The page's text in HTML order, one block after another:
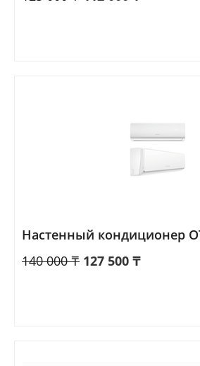
Настенный кондиционер
140 000 ₸ 127 500 ₸